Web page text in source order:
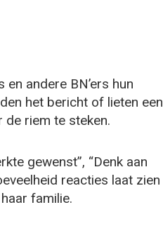
andere BN’ers hun
het bericht of lieten een
de riem te steken.
gewenst”, “Denk aan
reacties laat zien
familie.